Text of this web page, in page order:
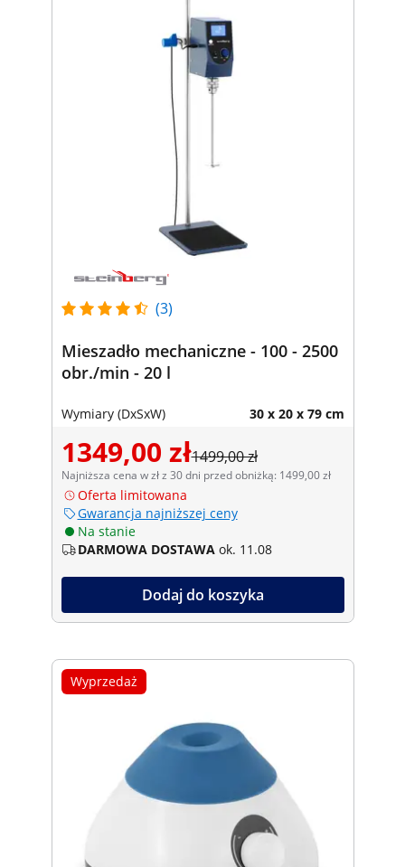
(3)
Mieszadło mechaniczne - 100 - 2500
obr./min - 20 l
Wymiary (DxSxW) 30 x 20 x 79 cm
1349,00 zł1499,00 zł
Najniższa cena w zł z 30 dni przed obniżką: 1499,00 zł
Oferta limitowana
Gwarancja najniższej ceny
Na stanie
DARMOWA DOSTAWA ok. 11.08
Dodaj do koszyka
Wyprzedaż